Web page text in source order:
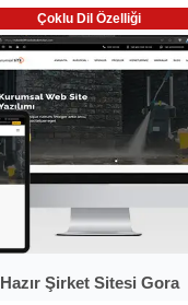
Çoklu Dil Özelliği
Hazır Şirket Sitesi Gora